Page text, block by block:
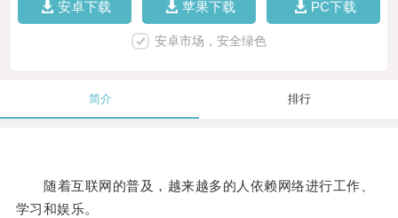
安卓下载 苹果下载 PC下载
安卓市场，安全绿色
简介 排行
随着互联网的普及，越来越多的人依赖网络进行工作、
学习和娱乐。